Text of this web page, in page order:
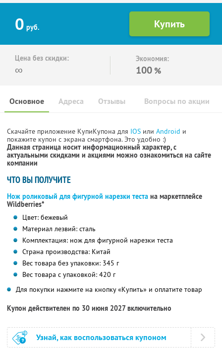
0 руб.
Цена без скидки:
∞
Экономия:
100 %
Основное Отзывы Вопросы по акции
Адреса
Скачайте приложение КупиКупона для IOS или Android и
покажите купон с экрана смартфона. Это удобно :)
Данная страница носит информационный характер, с
актуальными скидками и акциями можно ознакомиться на сайте
компании
ЧТО ВЫ ПОЛУЧИТЕ
Нож роликовый для фигурной нарезки теста на маркетплейсе
Wildberries*
Цвет: бежевый
Материал лезвий: сталь
Комплектация: нож для фигурной нарезки теста
Страна производства: Китай
Вес товара без упаковки: 345 г
Вес товара с упаковкой: 420 г
Для покупки нажмите на кнопку «Купить» и оплатите товар
Купон действителен по 30 июня 2027 включительно
Узнай, как воспользоваться купоном